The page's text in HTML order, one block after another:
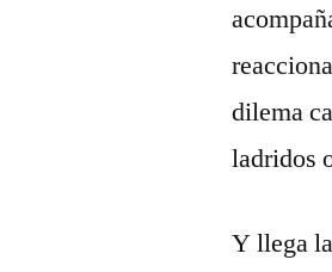
dilema
ladridos
Y llega